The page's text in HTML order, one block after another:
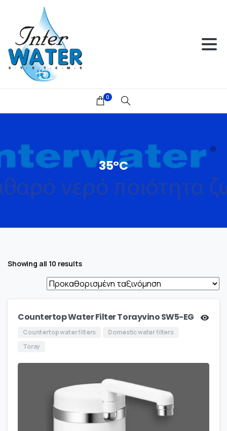
0
35°C
Showing all 10 results
Countertop Water Filter Torayvino SW5-EG
Countertop water filters
Domestic water filters
Toray